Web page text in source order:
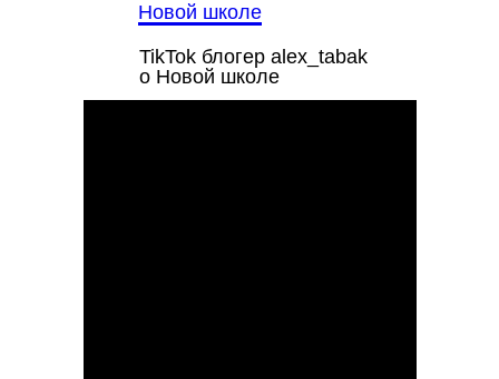
Новой школе
TikTok блогер alex_tabak
о Новой школе